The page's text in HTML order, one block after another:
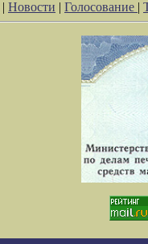
| Новости | Голосование |